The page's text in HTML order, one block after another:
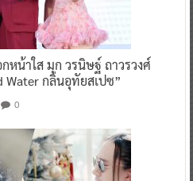
หน้าใส มุก วรนิษฐ์ ถาวรวงศ์
Water กลิ่นอุทัยสเปซ”
0